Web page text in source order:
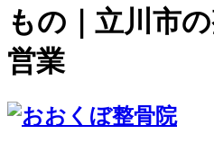
もの｜立川市
営業